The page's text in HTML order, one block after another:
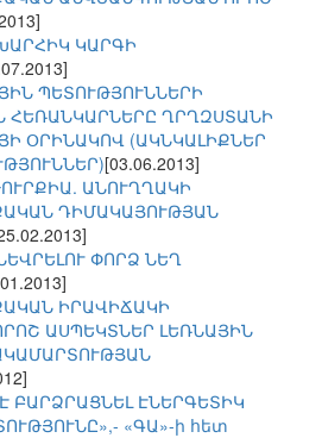
ԿԱՐԳԻ
ՊԵՏՈՒԹՅՈՒՆՆԵՐԻ
ՀԵՌԱՆԿԱՐՆԵՐԸ ՂՐՂԶՍՏԱՆԻ
ՕՐԻՆԱԿՈՎ (ԱԿՆԿԱԼԻՔՆԵՐ
[03.06.2013]
ԱՆՈՒՂՂԱԿԻ
ԴԻՄԱԿԱՅՈՒԹՅԱՆ
ՓՈՐՁ ՆԵՂ
ԻՐԱՎԻՃԱԿԻ
ԱՍՊԵԿՏՆԵՐ ԼԵՌՆԱՅԻՆ
ԲԱՐՁՐԱՑՆԵԼ ԷՆԵՐԳԵՏԻԿ
«ԳԱ»-ի հետ